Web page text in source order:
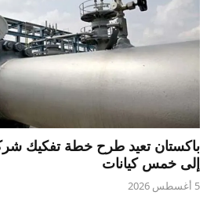
باكستان تعيد طرح خطة تفكيك
إلى خمس كيانات
5 أغسطس 2026